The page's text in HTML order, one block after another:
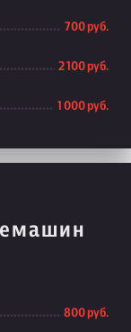
700 руб.
2 100 руб.
1 000 руб.
800 руб.